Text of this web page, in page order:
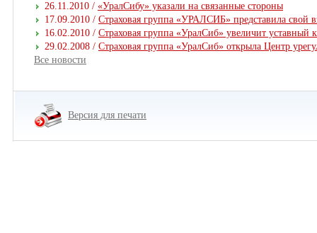
26.11.2010 / «УралСибу» указали на связанные стороны
17.09.2010 / Страховая группа «УРАЛСИБ» представила свой
16.02.2010 / Страховая группа «УралСиб» увеличит уставный
29.02.2008 / Страховая группа «УралСиб» открыла Центр
Все новости
Версия для печати